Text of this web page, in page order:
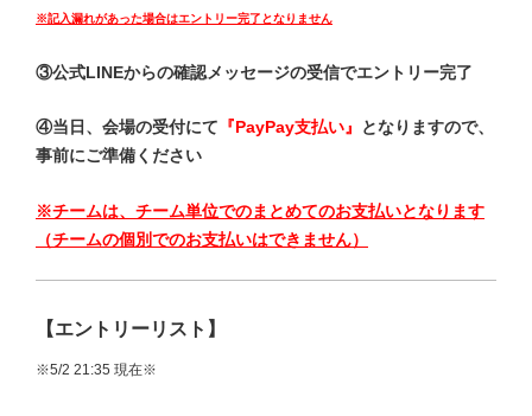
※記入漏れがあった場合はエントリー完了となりません
③公式LINEからの確認メッセージの受信でエントリー完了
④当日、会場の受付にて 『PayPay支払い』
となりますので、
事前にご準備ください
※チームは、チーム単位でのまとめてのお支払いとなります
（チームの個別でのお支払いはできません）
【エントリーリスト】
※5/2 21:35 現在※